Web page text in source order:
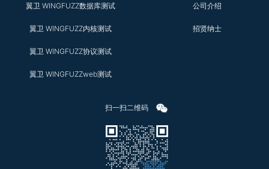
翼卫 WINGFUZZ数据库测试
翼卫 WINGFUZZ内核测试
翼卫 WINGFUZZ协议测试
翼卫 WINGFUZZweb测试
公司介绍
招贤纳士
扫一扫二维码